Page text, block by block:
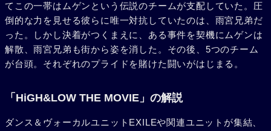
てこの一帯はムゲンという伝説のチームが支配していた。圧
倒的な力を見せる彼らに唯一対抗していたのは、雨宮兄弟だ
った。しかし決着がつくまえに、ある事件を契機にムゲンは
解散、雨宮兄弟も街から姿を消した。その後、5つのチーム
が台頭。それぞれのプライドを賭けた闘いがはじまる。
「HiGH&LOW THE MOVIE」の解説
ダンス＆ヴォーカルユニットEXILEや関連ユニットが集結、